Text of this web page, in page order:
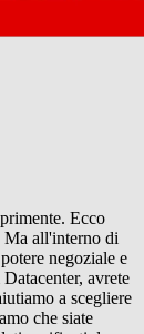
Ecco
Ma all'interno di
negoziale e
avrete
a scegliere
che siate